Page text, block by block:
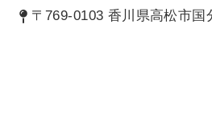
〒769-0103 香川県高松市国